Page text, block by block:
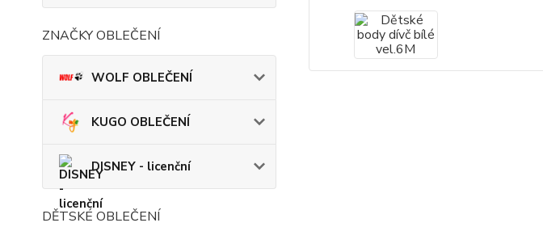
ZNAČKY OBLEČENÍ
WOLF OBLEČENÍ
KUGO OBLEČENÍ
DISNEY - licenční
DĚTSKÉ OBLEČENÍ